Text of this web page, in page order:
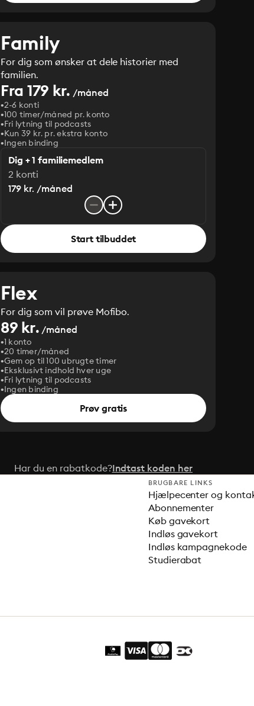
Family
For dig som ønsker at dele historier med
familien.
Fra 179 kr. /måned
2-6 konti
100 timer/måned pr. konto
Fri lytning til podcasts
Kun 39 kr. pr. ekstra konto
Ingen binding
Dig + 1 familiemedlem
2 konti
179 kr. /måned
Start tilbuddet
Flex
For dig som vil prøve Mofibo.
89 kr. /måned
1 konto
20 timer/måned
Gem op til 100 ubrugte timer
Eksklusivt indhold hver uge
Fri lytning til podcasts
Ingen binding
Prøv gratis
Har du en rabatkode?Indtast koden her
BRUGBARE LINKS
Hjælpecenter og
Abonnementer
Køb gavekort
Indløs gavekort
Indløs kampagnekode
Studierabat